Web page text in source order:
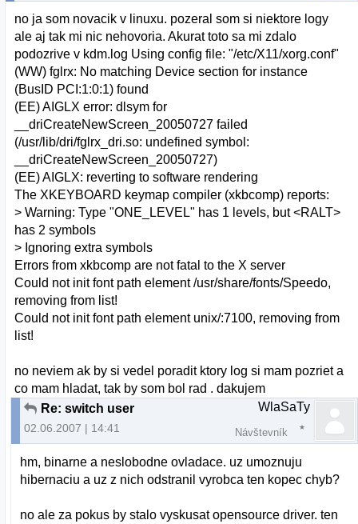
no ja som novacik v linuxu. pozeral som si niektore logy
ale aj tak mi nic nehovoria. Akurat toto sa mi zdalo
podozrive v kdm.log Using config file: "/etc/X11/xorg.conf"
(WW) fglrx: No matching Device section for instance
(BusID PCI:1:0:1) found
(EE) AIGLX error: dlsym for
__driCreateNewScreen_20050727 failed
(/usr/lib/dri/fglrx_dri.so: undefined symbol:
__driCreateNewScreen_20050727)
(EE) AIGLX: reverting to software rendering
The XKEYBOARD keymap compiler (xkbcomp) reports:
> Warning: Type "ONE_LEVEL" has 1 levels, but <RALT>
has 2 symbols
> Ignoring extra symbols
Errors from xkbcomp are not fatal to the X server
Could not init font path element /usr/share/fonts/Speedo,
removing from list!
Could not init font path element unix/:7100, removing from
list!
no neviem ak by si vedel poradit ktory log si mam pozriet a
co mam hladat, tak by som bol rad . dakujem
Re: switch user
02.06.2007 | 14:41
WlaSaTy
Návštevník
hm, binarne a neslobodne ovladace. uz umoznuju
hibernaciu a uz z nich odstranil vyrobca ten kopec chyb?
no ale za pokus by stalo vyskusat opensource driver. ten